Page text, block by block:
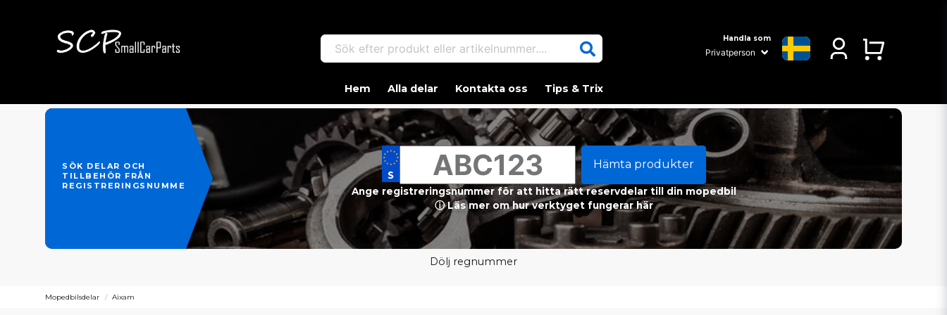
Sök efter produkt eller artikelnummer.... Handla som
Hem Alla delar Kontakta oss Tips & Trix
SÖK DELAR OCH
TILLBEHÖR FRÅN
REGISTRERINGSNUMMER
Hämta produkter
Ange registreringsnummer för att hitta rätt reservdelar till din mopedbil
ⓘ Läs mer om hur verktyget fungerar här
Dölj regnummer
Mopedbilsdelar Aixam